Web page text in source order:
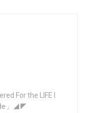
For the LIFE I
」◢◤